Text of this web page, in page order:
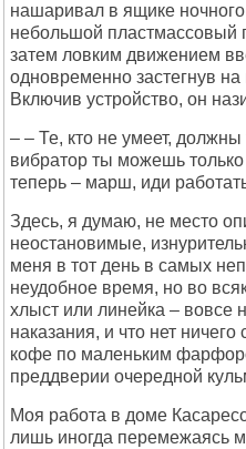
нашаривал в ящике ночного
небольшой пластмассовый
затем ловким движением
одновременно застегнув
Включив устройство, он
– – Те, кто не умеет,
вибратор ты можешь
теперь – марш, иди
Здесь, я думаю, не место
неостановимые,
меня в тот день в самых
неудобное время, но во
хлыст или линейка – вовсе
наказания, и что нет
кофе по маленьким
преддверии очередной
Моя работа в доме
лишь иногда перемежаясь